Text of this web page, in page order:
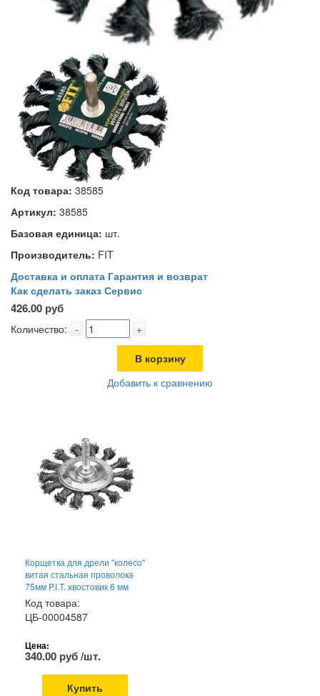
Код товара: 38585
Артикул: 38585
Базовая единица: шт.
Производитель: FIT
Доставка и оплата Гарантия и возврат
Как сделать заказ Сервис
426.00 руб
Количество: - +
В корзину
Добавить к сравнению
Корщетка для дрели "колесо"
витая стальная проволока
75мм P.I.T. хвостовик 6 мм
Код товара:
ЦБ-00004587
Цена:
340.00 руб /шт.
Купить